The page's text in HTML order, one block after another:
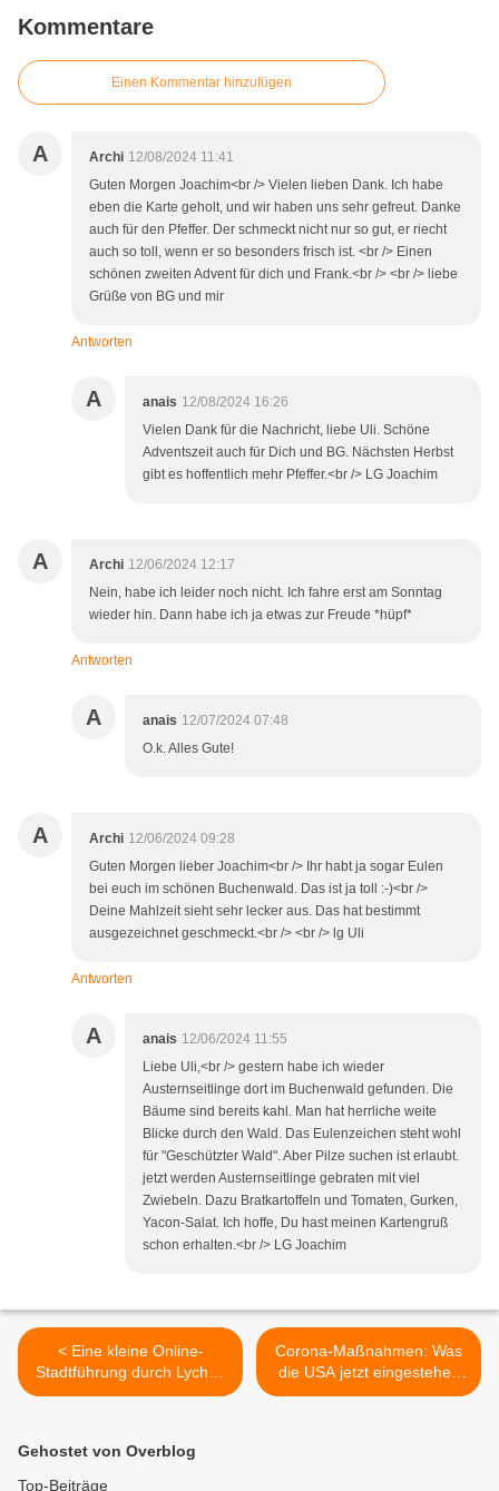
Kommentare
Einen Kommentar hinzufügen
A Archi 12/08/2024 11:41
Guten Morgen Joachim<br /> Vielen lieben Dank. Ich habe
eben die Karte geholt, und wir haben uns sehr gefreut. Danke
auch für den Pfeffer. Der schmeckt nicht nur so gut, er riecht
auch so toll, wenn er so besonders frisch ist. <br /> Einen
schönen zweiten Advent für dich und Frank.<br /> <br /> liebe
Grüße von BG und mir
Antworten
A anais 12/08/2024 16:26
Vielen Dank für die Nachricht, liebe Uli. Schöne
Adventszeit auch für Dich und BG. Nächsten Herbst
gibt es hoffentlich mehr Pfeffer.<br /> LG Joachim
A Archi 12/06/2024 12:17
Nein, habe ich leider noch nicht. Ich fahre erst am Sonntag
wieder hin. Dann habe ich ja etwas zur Freude *hüpf*
Antworten
A anais 12/07/2024 07:48
O.k. Alles Gute!
A Archi 12/06/2024 09:28
Guten Morgen lieber Joachim<br /> Ihr habt ja sogar Eulen
bei euch im schönen Buchenwald. Das ist ja toll :-)<br />
Deine Mahlzeit sieht sehr lecker aus. Das hat bestimmt
ausgezeichnet geschmeckt.<br /> <br /> lg Uli
Antworten
A anais 12/06/2024 11:55
Liebe Uli,<br /> gestern habe ich wieder
Austernseitlinge dort im Buchenwald gefunden. Die
Bäume sind bereits kahl. Man hat herrliche weite
Blicke durch den Wald. Das Eulenzeichen steht wohl
für "Geschützter Wald". Aber Pilze suchen ist erlaubt.
jetzt werden Austernseitlinge gebraten mit viel
Zwiebeln. Dazu Bratkartoffeln und Tomaten, Gurken,
Yacon-Salat. Ich hoffe, Du hast meinen Kartengruß
schon erhalten.<br /> LG Joachim
< Eine kleine Online-
Stadtführung durch Lychen
vor 1945, Teil V
Corona-Maßnahmen: Was
die USA jetzt eingestehen
müssen – und wie
Gehostet von Overblog
Top-Beiträge